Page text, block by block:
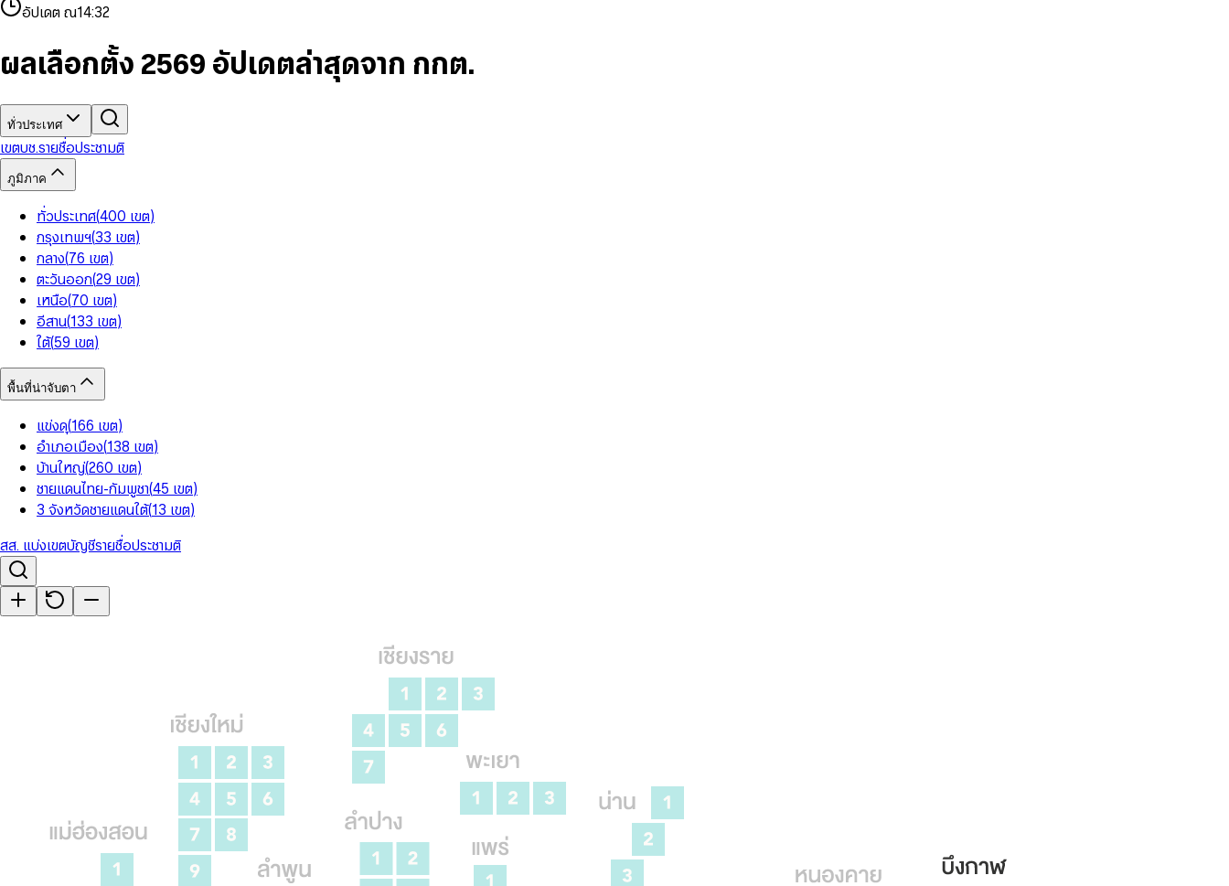
9 9
5
7
8
993
5
6
8
9
84
6
7
9
3
5
6
8
9
7
9
อัปเดต ณ14:32
ผลเลือกตั้ง 2569 อัปเดตล่าสุดจาก กกต.
ทั่วประเทศ
เขตบช.รายชื่อประชามติ
ภูมิภาค
ทั่วประเทศ(400 เขต)
กรุงเทพฯ(33 เขต)
กลาง(76 เขต)
ตะวันออก(29 เขต)
เหนือ(70 เขต)
อีสาน(133 เขต)
ใต้(59 เขต)
พื้นที่น่าจับตา
แข่งดุ(166 เขต)
อำเภอเมือง(138 เขต)
บ้านใหญ่(260 เขต)
ชายแดนไทย-กัมพูชา(45 เขต)
3 จังหวัดชายแดนใต้(13 เขต)
สส. แบ่งเขตบัญชีรายชื่อประชามติ